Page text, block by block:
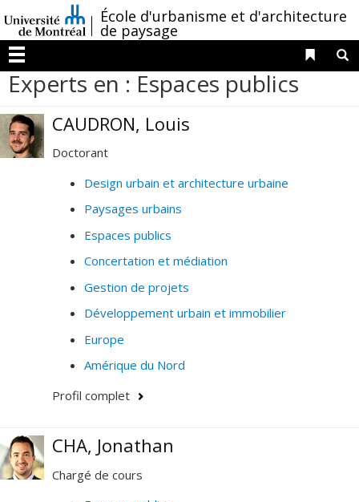
au
contenu
/École d'urbanisme et d'architecture
de paysage
Menu
Liens
Experts en : Espaces publics
CAUDRON, Louis
Doctorant
Design urbain et architecture urbaine
Paysages urbains
Espaces publics
Concertation et médiation
Gestion de projets
Développement urbain et immobilier
Europe
Amérique du Nord
Profil complet
CHA, Jonathan
Chargé de cours